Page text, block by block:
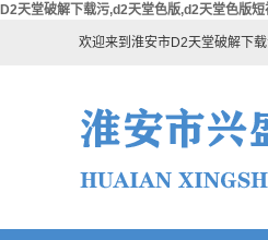
D2天堂破解下载污,d2天堂色版,d2天堂色版
欢迎来到淮安市D2天堂破解下